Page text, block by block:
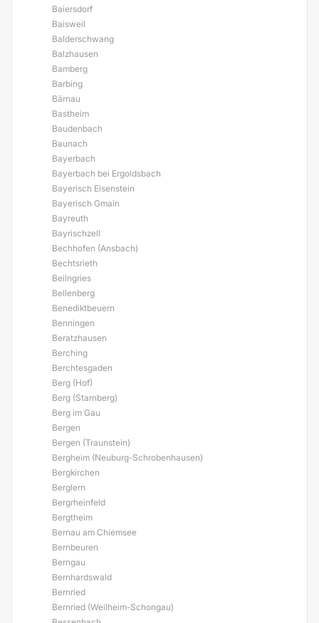
Baiersdorf
Baisweil
Balderschwang
Balzhausen
Bamberg
Barbing
Bärnau
Bastheim
Baudenbach
Baunach
Bayerbach
Bayerbach bei Ergoldsbach
Bayerisch Eisenstein
Bayerisch Gmain
Bayreuth
Bayrischzell
Bechhofen (Ansbach)
Bechtsrieth
Beilngries
Bellenberg
Benediktbeuern
Benningen
Beratzhausen
Berching
Berchtesgaden
Berg (Hof)
Berg (Starnberg)
Berg im Gau
Bergen
Bergen (Traunstein)
Bergheim (Neuburg-Schrobenhausen)
Bergkirchen
Berglern
Bergrheinfeld
Bergtheim
Bernau am Chiemsee
Bernbeuren
Berngau
Bernhardswald
Bernried
Bernried (Weilheim-Schongau)